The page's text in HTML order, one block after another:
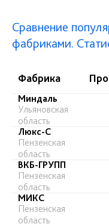
Сравнение
фабриками.
Фабрика
Миндаль
Ульяновская
область
Люкс-С
Пензенская
область
ВКБ-ГРУПП
Пензенская
область
МИКС
Пензенская
область